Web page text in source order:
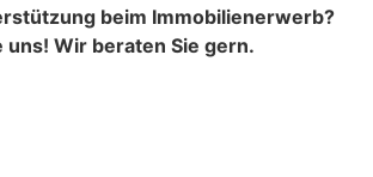
beim Immobilienerwerb?
uns! Wir beraten Sie gern.